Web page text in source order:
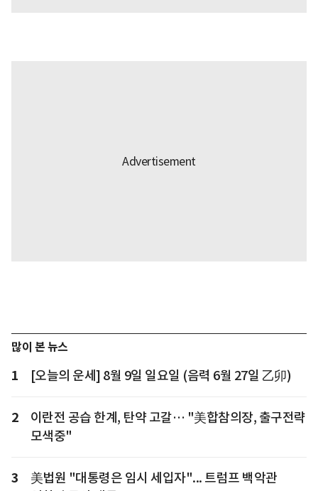
많이 본 뉴스
1 [오늘의 운세] 8월 9일 일요일 (음력 6월 27일 乙卯)
2
이란전 공습 한계, 탄약 고갈… "美합참의장, 출구전략
모색중"
3
美법원 "대통령은 임시 세입자"... 트럼프 백악관